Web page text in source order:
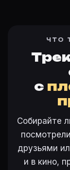
ЧТО
с
Собирайте
друзьями
и в кино,